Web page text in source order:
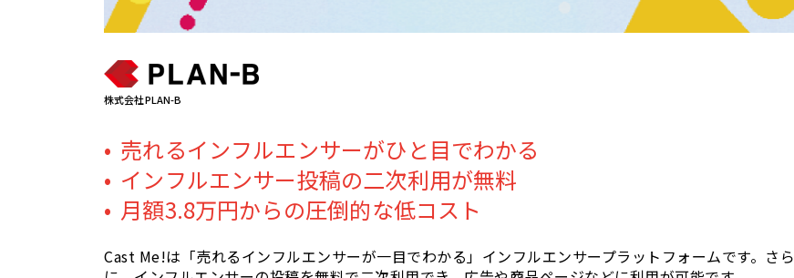
株式会社PLAN-B
売れるインフルエンサーがひと目でわかる
インフルエンサー投稿の二次利用が無料
月額3.8万円からの圧倒的な低コスト
Cast Me!は「売れるインフルエンサーが一目でわかる」インフルエンサープラットフォームです。さら